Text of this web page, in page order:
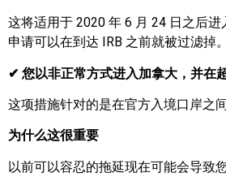
这将适用于 2020 年 6 月 24 日之后
申请可以在到达 IRB 之前就被过滤掉。
✔ 您以非正常方式进入加拿大，并在
这项措施针对的是在官方入境口岸之
为什么这很重要
以前可以容忍的拖延现在可能会导致